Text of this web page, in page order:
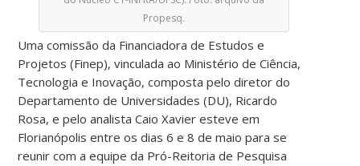
Propesq.
Uma comissão da Financiadora de Estudos e
Projetos (Finep), vinculada ao Ministério de Ciência,
Tecnologia e Inovação, composta pelo diretor do
Departamento de Universidades (DU), Ricardo
Rosa, e pelo analista Caio Xavier esteve em
Florianópolis entre os dias 6 e 8 de maio para se
reunir com a equipe da Pró-Reitoria de Pesquisa